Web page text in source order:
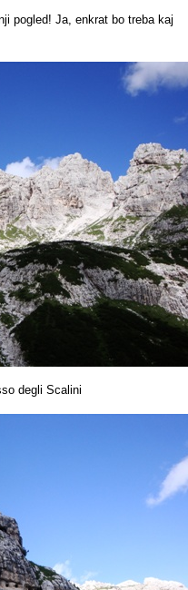
pogled! Ja, enkrat bo treba kaj
degli Scalini